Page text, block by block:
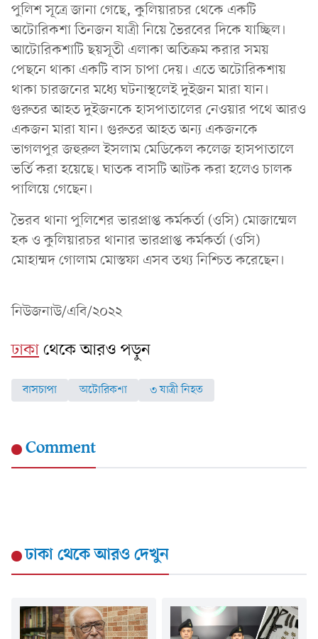
পুলিশ সূত্রে জানা গেছে, কুলিয়ারচর থেকে একটি
অটোরিকশা তিনজন যাত্রী নিয়ে ভৈরবের দিকে যাচ্ছিল।
আটোরিকশাটি ছয়সূতী এলাকা অতিক্রম করার সময়
পেছনে থাকা একটি বাস চাপা দেয়। এতে অটোরিকশায়
থাকা চারজনের মধ্যে ঘটনাস্থলেই দুইজন মারা যান।
গুরুতর আহত দুইজনকে হাসপাতালের নেওয়ার পথে আরও
একজন মারা যান। গুরুতর আহত অন্য একজনকে
ভাগলপুর জহুরুল ইসলাম মেডিকেল কলেজ হাসপাতালে
ভর্তি করা হয়েছে। ঘাতক বাসটি আটক করা হলেও চালক
পালিয়ে গেছেন।
ভৈরব থানা পুলিশের ভারপ্রাপ্ত কর্মকর্তা (ওসি) মোজাম্মেল
হক ও কুলিয়ারচর থানার ভারপ্রাপ্ত কর্মকর্তা (ওসি)
মোহাম্মদ গোলাম মোস্তফা এসব তথ্য নিশ্চিত করেছেন।
নিউজনাউ/এবি/২০২২
ঢাকাথেকে আরও পড়ুন
বাসচাপা অটোরিকশা ৩ যাত্রী নিহত
Comment
ঢাকাথেকে আরও দেখুন